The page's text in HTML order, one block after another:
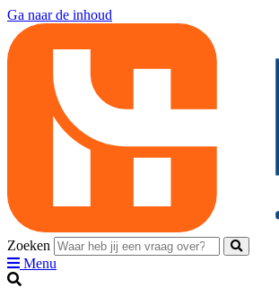
Ga naar de inhoud
Zoeken
Menu